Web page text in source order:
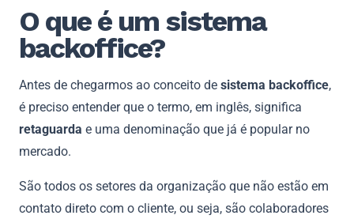
O que é um sistema
backoffice?
Antes de chegarmos ao conceito de sistema backoffice,
é preciso entender que o termo, em inglês, significa
retaguarda e uma denominação que já é popular no
mercado.
São todos os setores da organização que não estão em
contato direto com o cliente, ou seja, são colaboradores